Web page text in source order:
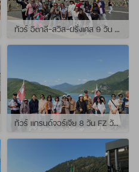
ทัวร์ อิตาลี-สวิส-ฝรั่งเศส 9 วัน QR วันที่ 24 กรกฏาคม - 01 สิงหาคม 2569 เดินทางกับไกด์พี่เช
ทัวร์ แกรนด์จอร์เจีย 8 วัน FZ วันที่ 26 กรกฎาคม - 02 สิงหาคม 2569 เดินทางกับไกด์พี่โจ๊ก